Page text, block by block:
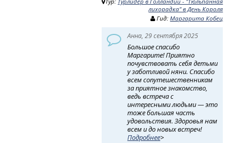
лихорадка" в День Короля
Гид:Маргарита Кобец
Анна, 29 сентября 2025
Большое спасибо
Маргарите! Приятно
почувствовать себя детьми
у заботливой няни. Спасибо
всем сопутешественникам
за приятное знакомство,
ведь встреча с
интересными людьми — это
тоже большая часть
удовольствия. Здоровья нам
всем и до новых встреч!
Подробнее>